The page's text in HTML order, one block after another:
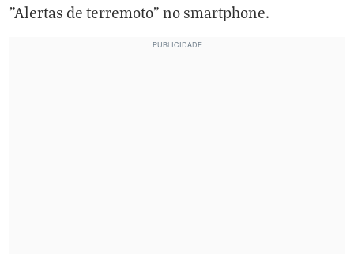
"Alertas de terremoto" no smartphone.